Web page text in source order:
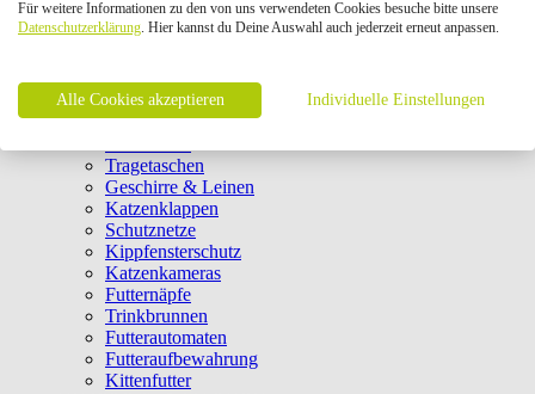
Intelligenzspielzeug
Laserpointer & Elektrospielzeug
Clicker & Target Sticks für Katzen
Weiteres Katzenspielzeug
Transportboxen
Tragetaschen
Geschirre & Leinen
Katzenklappen
Schutznetze
Kippfensterschutz
Katzenkameras
Futternäpfe
Trinkbrunnen
Futterautomaten
Futteraufbewahrung
Kittenfutter
Für weitere Informationen zu den von uns verwendeten Cookies besuche bitte unsere
Datenschutzerklärung. Hier kannst du Deine Auswahl auch jederzeit erneut anpassen.
Alle Cookies akzeptieren Individuelle Einstellungen